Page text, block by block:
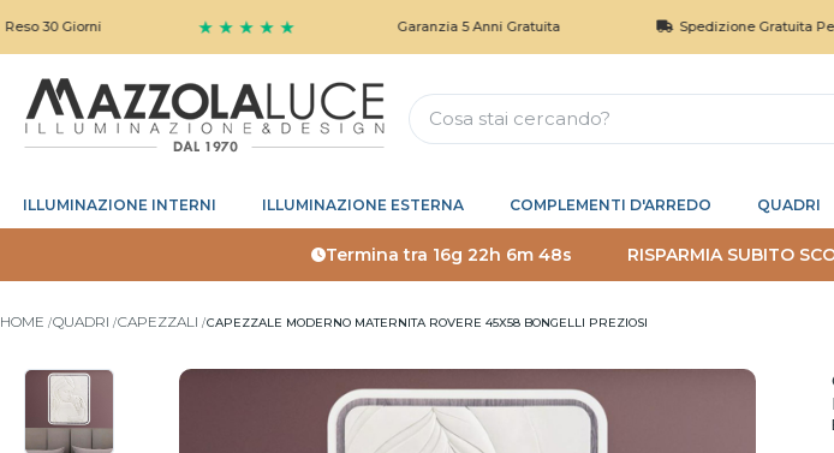
Giorni ★ ★ ★ ★ ★ Garanzia 5 Anni Gratuita Spedizione Gratuita Per
ILLUMINAZIONE INTERNI ILLUMINAZIONE ESTERNA COMPLEMENTI D'ARREDO QUADRI
Termina tra 16g 22h 6m 47s RISPARMIA SUBITO
HOME QUADRI CAPEZZALI CAPEZZALE MODERNO MATERNITA ROVERE 45X58 BONGELLI PREZIOSI